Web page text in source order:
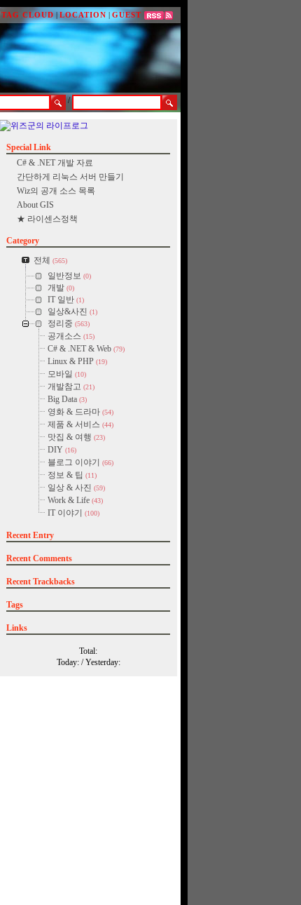
TAG CLOUD | LOCATION | GUEST
/
Special Link
C# & .NET 개발 자료
간단하게 리눅스 서버 만들기
Wiz의 공개 소스 목록
About GIS
★ 라이센스정책
Category
전체
(565)
일반정보 (0)
개발 (0)
IT 일반 (1)
일상&사진 (1)
정리중 (563)
공개소스 (15)
C# & .NET & Web (79)
Linux & PHP (19)
모바일 (10)
개발참고 (21)
Big Data (3)
영화 & 드라마 (54)
제품 & 서비스 (44)
맛집 & 여행 (23)
DIY (16)
블로그 이야기 (66)
정보 & 팁 (11)
일상 & 사진 (59)
Work & Life (43)
IT 이야기 (100)
Recent Entry
Recent Comments
Recent Trackbacks
Tags
Links
Total:
Today:/ Yesterday: